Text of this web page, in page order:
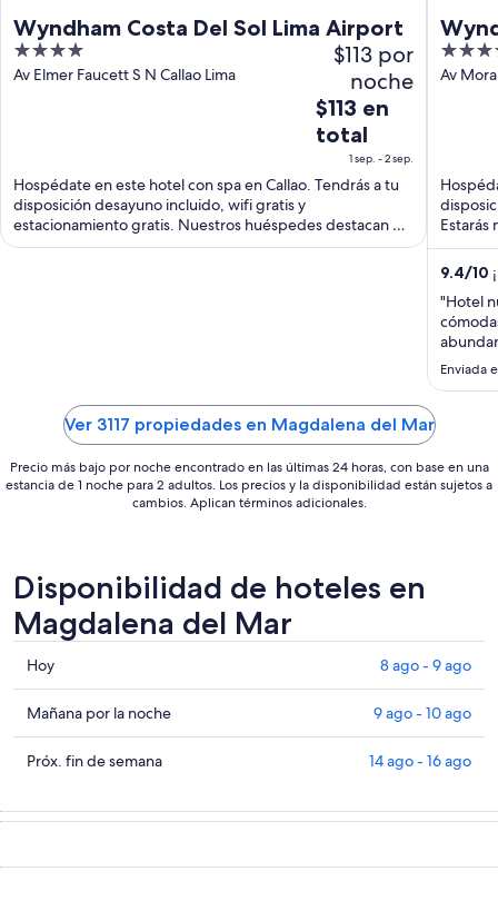
Wyndham Costa Del Sol Lima Airport
4
out
Av Elmer Faucett S N Callao Lima
$113 por
noche
El
precio
de
$113
en
total
2
sep
$113 en
total
1 sep. - 2 sep.
Hospédate en este hotel con spa en Callao. Tendrás a tu
disposición desayuno incluido, wifi gratis y
estacionamiento gratis. Nuestros huéspedes destacan el
desayuno ...
5
out
Av
Estarás
9.4/10
"Hotel
El
Enviada
Ver 3117 propiedades en Magdalena del Mar
Precio más bajo por noche encontrado en las últimas 24 horas, con base en una
estancia de 1 noche para 2 adultos. Los precios y la disponibilidad están sujetos a
cambios. Aplican términos adicionales.
Disponibilidad de hoteles en
Magdalena del Mar
Consultar
precios
en
Magdalena
del
para
hoy,
ago
Hoy 8 ago - 9 ago
Consultar
precios
en
del
Mar
Mañana por la noche 9 ago - 10 ago
Consultar
en
Próx. fin de semana 14 ago - 16 ago